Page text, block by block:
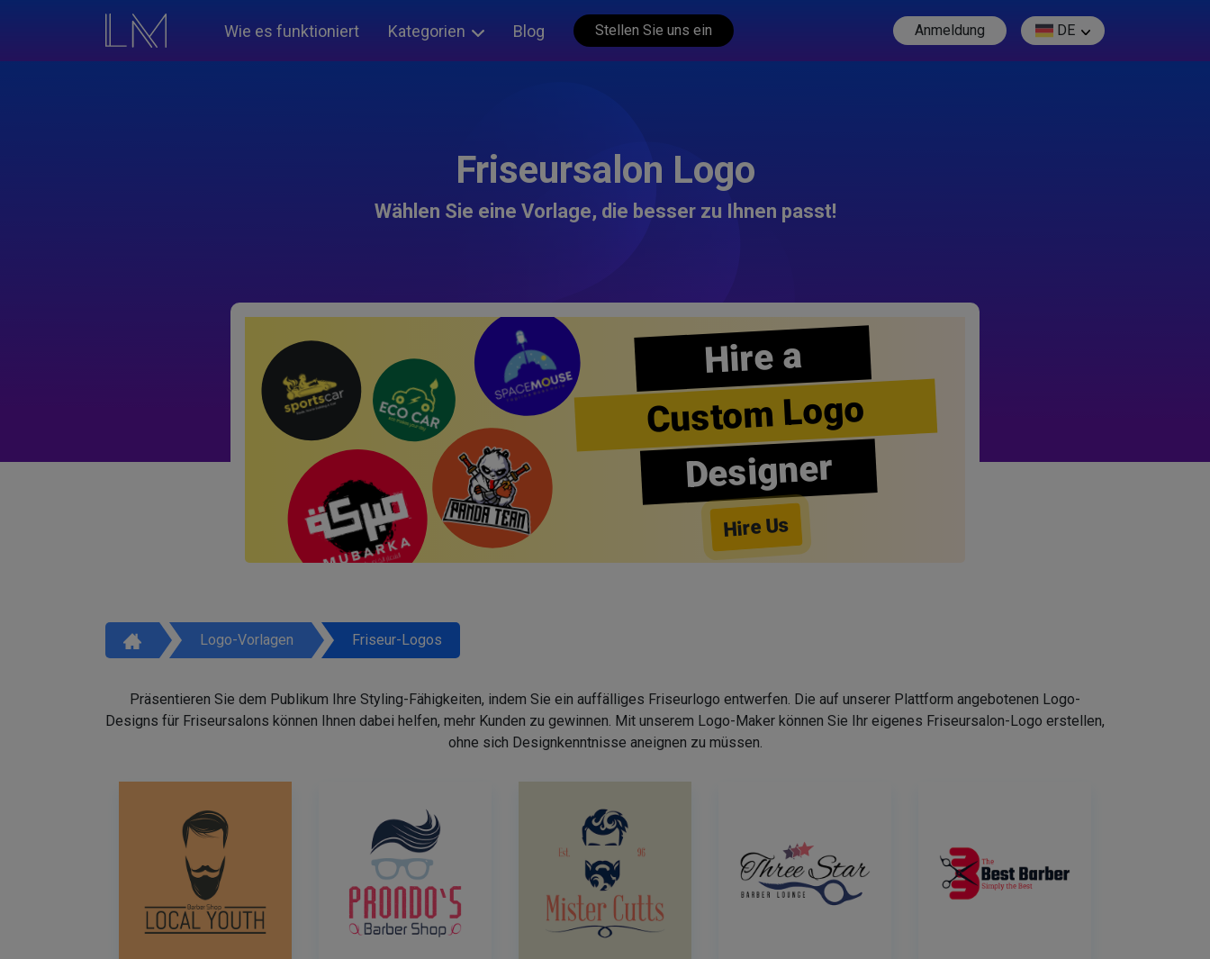
Wie es funktioniert Kategorien Blog Stellen Sie uns ein Anmeldung DE
Friseursalon Logo
Wählen Sie eine Vorlage, die besser zu Ihnen passt!
Hire a
Custom Logo
Designer
Hire Us
Logo-Vorlagen Friseur-Logos
Präsentieren Sie dem Publikum Ihre Styling-Fähigkeiten, indem Sie ein auffälliges Friseurlogo entwerfen. Die auf unserer Plattform angebotenen Logo-
Designs für Friseursalons können Ihnen dabei helfen, mehr Kunden zu gewinnen. Mit unserem Logo-Maker können Sie Ihr eigenes Friseursalon-Logo erstellen,
ohne sich Designkenntnisse aneignen zu müssen.